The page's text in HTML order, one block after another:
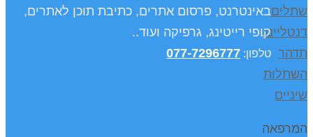
שתלים
דנטליים,
תדהר
השתלות
שיניים
המרפאה
באינטרנט, פרסום אתרים, כתיבת תוכן לאתרים,
קופי רייטינג, גרפיקה ועוד..
טלפון:
077-7296777